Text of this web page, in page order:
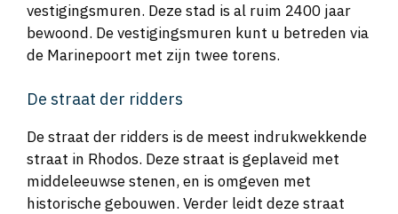
vestigingsmuren. Deze stad is al ruim 2400 jaar
bewoond. De vestigingsmuren kunt u betreden via
de Marinepoort met zijn twee torens.
De straat der ridders
De straat der ridders is de meest indrukwekkende
straat in Rhodos. Deze straat is geplaveid met
middeleeuwse stenen, en is omgeven met
historische gebouwen. Verder leidt deze straat